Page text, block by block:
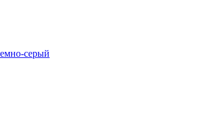
серый